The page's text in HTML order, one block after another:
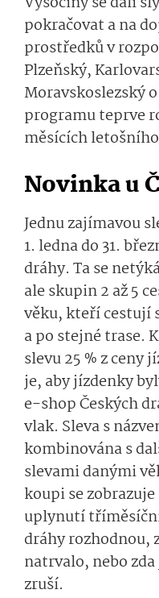
pokračovat a na
prostředků v
Plzeňský,
Moravskoslezský
programu teprve
měsících
Novinka u
Jednu zajímavou
1. ledna do 31.
dráhy. Ta se
ale skupin 2 až 5
věku, kteří cestují
a po stejné trase.
slevu 25 % z ceny
je, aby jízdenky
e-shop Českých
vlak. Sleva s
kombinována s
slevami danými
koupi se
uplynutí
dráhy rozhodnou,
natrvalo, nebo zda
zruší.